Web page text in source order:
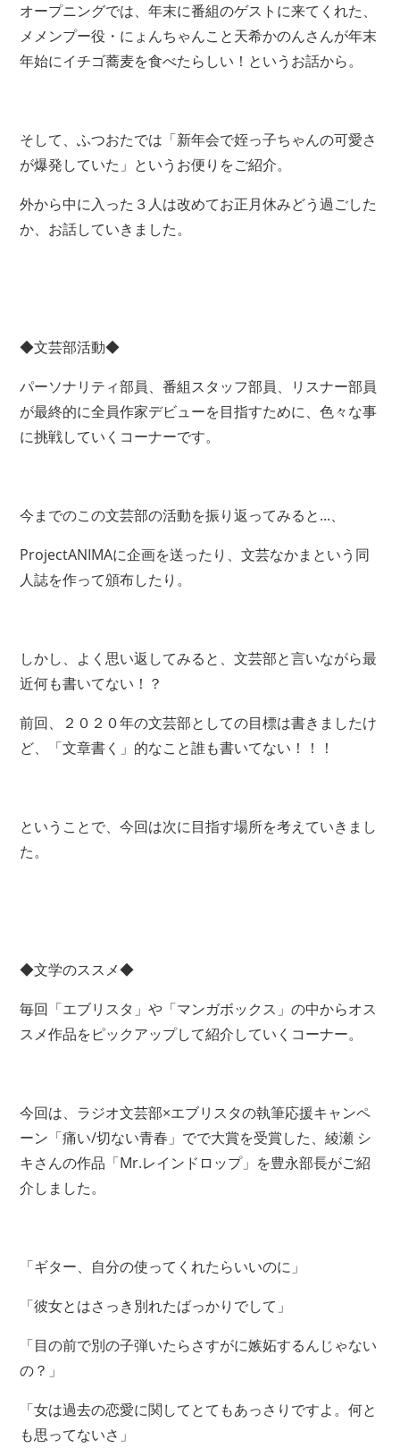
オープニングでは、年末に番組のゲストに来てくれた、
メメンプー役・にょんちゃんこと天希かのんさんが年末
年始にイチゴ蕎麦を食べたらしい！というお話から。
そして、ふつおたでは「新年会で姪っ子ちゃんの可愛さ
が爆発していた」というお便りをご紹介。
外から中に入った３人は改めてお正月休みどう過ごした
か、お話していきました。
◆文芸部活動◆
パーソナリティ部員、番組スタッフ部員、リスナー部員
が最終的に全員作家デビューを目指すために、色々な事
に挑戦していくコーナーです。
今までのこの文芸部の活動を振り返ってみると...、
ProjectANIMAに企画を送ったり、文芸なかまという同
人誌を作って頒布したり。
しかし、よく思い返してみると、文芸部と言いながら最
近何も書いてない！？
前回、２０２０年の文芸部としての目標は書きましたけ
ど、「文章書く」的なこと誰も書いてない！！！
ということで、今回は次に目指す場所を考えていきまし
た。
◆文学のススメ◆
毎回「エブリスタ」や「マンガボックス」の中からオス
スメ作品をピックアップして紹介していくコーナー。
今回は、ラジオ文芸部×エブリスタの執筆応援キャンペ
ーン「痛い/切ない青春」でで大賞を受賞した、綾瀬 シ
キさんの作品「Mr.レインドロップ」を豊永部長がご紹
介しました。
「ギター、自分の使ってくれたらいいのに」
「彼女とはさっき別れたばっかりでして」
「目の前で別の子弾いたらさすがに嫉妬するんじゃない
の？」
「女は過去の恋愛に関してとてもあっさりですよ。何と
も思ってないさ」